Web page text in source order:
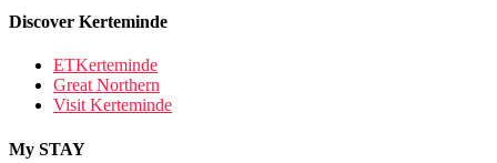
Discover Kerteminde
ETKerteminde
Great Northern
Visit Kerteminde
My STAY